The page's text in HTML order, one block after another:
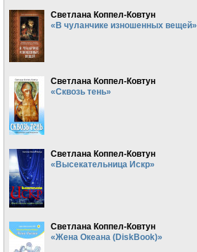
Светлана Коппел-Ковтун
«В чуланчике изношенных вещей»
Светлана Коппел-Ковтун
«Сквозь тень»
Светлана Коппел-Ковтун
«Высекательница Искр»
Светлана Коппел-Ковтун
«Жена Океана (DiskBook)»